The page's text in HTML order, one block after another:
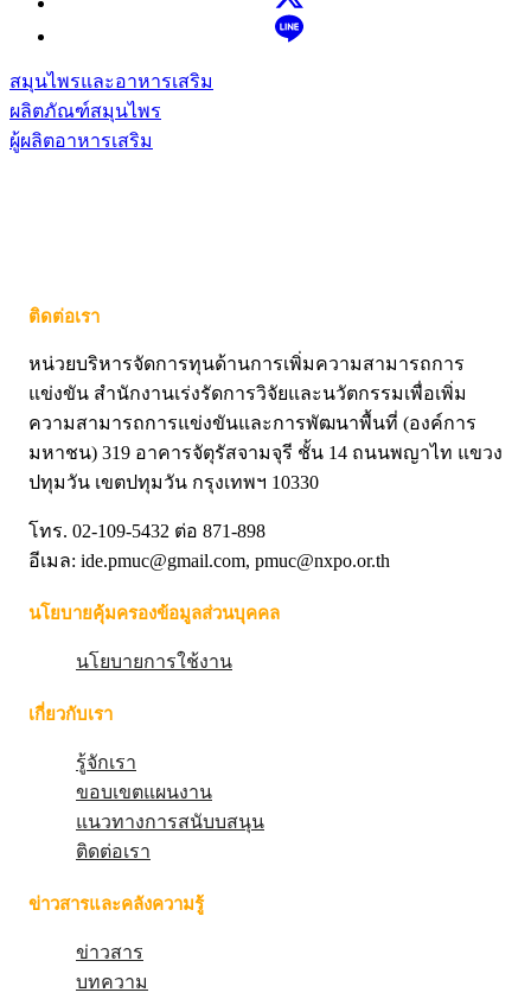
สมุนไพรและอาหารเสริม
ผลิตภัณฑ์สมุนไพร
ผู้ผลิตอาหารเสริม
ติดต่อเรา
หน่วยบริหารจัดการทุนด้านการเพิ่มความสามารถการ
แข่งขัน สำนักงานเร่งรัดการวิจัยและนวัตกรรมเพื่อเพิ่ม
ความสามารถการแข่งขันและการพัฒนาพื้นที่ (องค์การ
มหาชน) 319 อาคารจัตุรัสจามจุรี ชั้น 14 ถนนพญาไท แขวง
ปทุมวัน เขตปทุมวัน กรุงเทพฯ 10330
โทร. 02-109-5432 ต่อ 871-898
อีเมล: ide.pmuc@gmail.com, pmuc@nxpo.or.th
นโยบายคุ้มครองข้อมูลส่วนบุคคล
นโยบายการใช้งาน
เกี่ยวกับเรา
รู้จักเรา
ขอบเขตแผนงาน
แนวทางการสนับบสนุน
ติดต่อเรา
ข่าวสารและคลังความรู้
ข่าวสาร
บทความ